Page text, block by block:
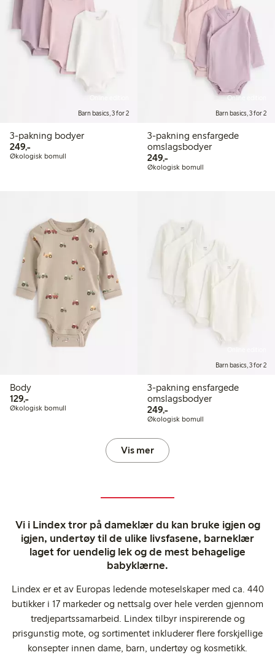
Barn basics, 3 for 2
3-pakning bodyer
249,-249,00 kr
Økologisk bomull
Online edition
Barn basics, 3 for 2
3-pakning ensfargede
omslagsbodyer
249,-249,00 kr
Økologisk bomull
Body
129,-129,00 kr
Økologisk bomull
Barn basics, 3 for 2
3-pakning ensfargede
omslagsbodyer
249,-249,00 kr
Økologisk bomull
Vis mer
Vi i Lindex tror på dameklær du kan bruke igjen og
igjen, undertøy til de ulike livsfasene, barneklær
laget for uendelig lek og de mest behagelige
babyklærne.
Lindex er et av Europas ledende moteselskaper med ca. 440
butikker i 17 markeder og nettsalg over hele verden gjennom
tredjepartssamarbeid. Lindex tilbyr inspirerende og
prisgunstig mote, og sortimentet inkluderer flere forskjellige
konsepter innen dame, barn, undertøy og kosmetikk.